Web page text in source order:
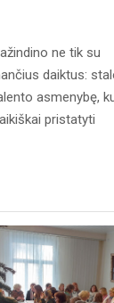
ne tik su
daiktus:
asmenybę,
pristatyti